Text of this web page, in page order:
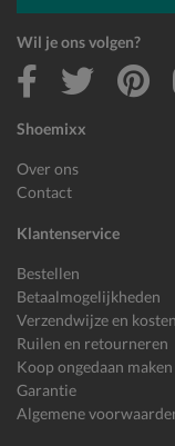
Shoemixx
Over ons
Contact
Klantenservice
Bestellen
Betaalmogelijkheden
Verzendwijze en kosten
Ruilen en retourneren
Koop ongedaan maken
Garantie
Algemene
Wil je ons volgen?